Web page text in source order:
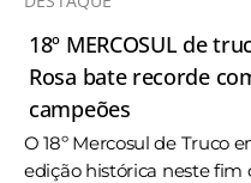
18º MERCOSUL de
Rosa bate recorde
campeões
O 18º Mercosul de Truco
edição histórica neste fim